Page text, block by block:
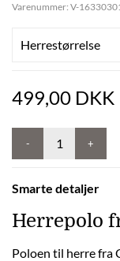
Varenummer: V-
Herrestørrelse
499,00 DKK
- +
Smarte detaljer
Herrepolo
Poloen til herre fra